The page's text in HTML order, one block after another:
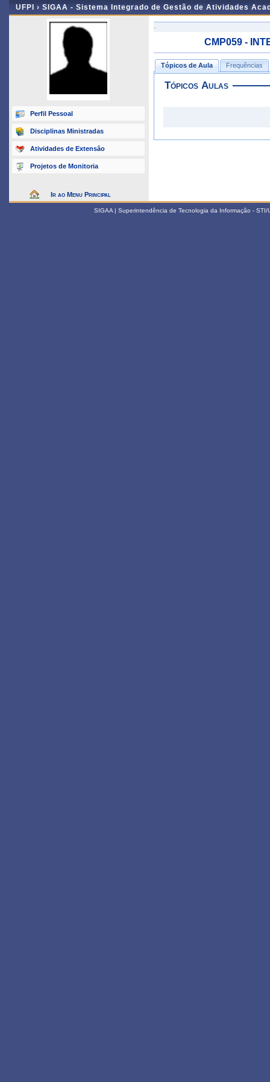
UFPI › SIGAA - Sistema Integrado de Gestão de Atividades
Perfil Pessoal
Disciplinas Ministradas
Atividades de Extensão
Projetos de Monitoria
Ir ao Menu Principal
-
CMP059 -
Tópicos de Aula Frequências
Tópicos Aulas
SIGAA | Superintendência de Tecnologia da Informação -